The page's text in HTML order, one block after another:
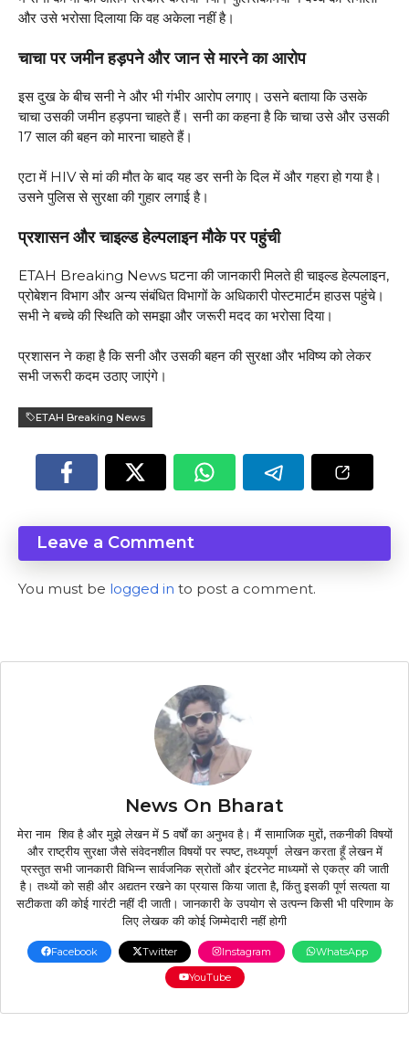
और उसे भरोसा दिलाया कि वह अकेला नहीं है।
चाचा पर जमीन हड़पने और जान से मारने का आरोप
इस दुख के बीच सनी ने और भी गंभीर आरोप लगाए। उसने बताया कि उसके
चाचा उसकी जमीन हड़पना चाहते हैं। सनी का कहना है कि चाचा उसे और उसकी
17 साल की बहन को मारना चाहते हैं।
एटा में HIV से मां की मौत के बाद यह डर सनी के दिल में और गहरा हो गया है।
उसने पुलिस से सुरक्षा की गुहार लगाई है।
प्रशासन और चाइल्ड हेल्पलाइन मौके पर पहुंची
ETAH Breaking News घटना की जानकारी मिलते ही चाइल्ड हेल्पलाइन,
प्रोबेशन विभाग और अन्य संबंधित विभागों के अधिकारी पोस्टमार्टम हाउस पहुंचे।
सभी ने बच्चे की स्थिति को समझा और जरूरी मदद का भरोसा दिया।
प्रशासन ने कहा है कि सनी और उसकी बहन की सुरक्षा और भविष्य को लेकर
सभी जरूरी कदम उठाए जाएंगे।
ETAH Breaking News
Leave a Comment
You must be logged in to post a comment.
News On Bharat
मेरा नाम शिव है और मुझे लेखन में 5 वर्षों का अनुभव है। मैं सामाजिक मुद्दों, तकनीकी विषयों
और राष्ट्रीय सुरक्षा जैसे संवेदनशील विषयों पर स्पष्ट, तथ्यपूर्ण लेखन करता हूँ लेखन में
प्रस्तुत सभी जानकारी विभिन्न सार्वजनिक स्रोतों और इंटरनेट माध्यमों से एकत्र की जाती
है। तथ्यों को सही और अद्यतन रखने का प्रयास किया जाता है, किंतु इसकी पूर्ण सत्यता या
सटीकता की कोई गारंटी नहीं दी जाती। जानकारी के उपयोग से उत्पन्न किसी भी परिणाम के
लिए लेखक की कोई जिम्मेदारी नहीं होगी
Facebook Twitter Instagram
WhatsApp
YouTube